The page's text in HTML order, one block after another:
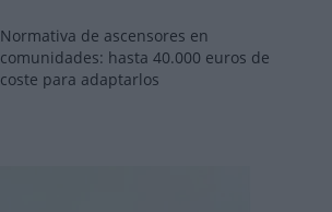
Normativa de ascensores en
comunidades: hasta 40.000 euros de
coste para adaptarlos